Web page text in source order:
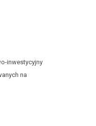
inwestycyjny
na